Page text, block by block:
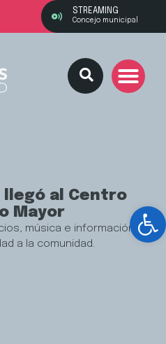
STREAMING
Concejo municipal
llegó al Centro
Mayor
música e información
a la comunidad.